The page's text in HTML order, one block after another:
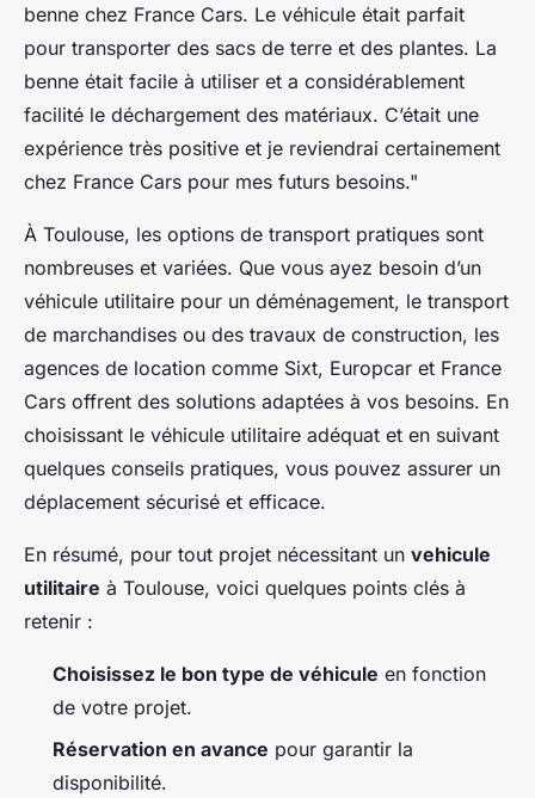
benne chez France Cars. Le véhicule était parfait
pour transporter des sacs de terre et des plantes. La
benne était facile à utiliser et a considérablement
facilité le déchargement des matériaux. C’était une
expérience très positive et je reviendrai certainement
chez France Cars pour mes futurs besoins."
À Toulouse, les options de transport pratiques sont
nombreuses et variées. Que vous ayez besoin d’un
véhicule utilitaire pour un déménagement, le transport
de marchandises ou des travaux de construction, les
agences de location comme Sixt, Europcar et France
Cars offrent des solutions adaptées à vos besoins. En
choisissant le véhicule utilitaire adéquat et en suivant
quelques conseils pratiques, vous pouvez assurer un
déplacement sécurisé et efficace.
En résumé, pour tout projet nécessitant un vehicule
utilitaire à Toulouse, voici quelques points clés à
retenir :
Choisissez le bon type de véhicule en fonction
de votre projet.
Réservation en avance pour garantir la
disponibilité.